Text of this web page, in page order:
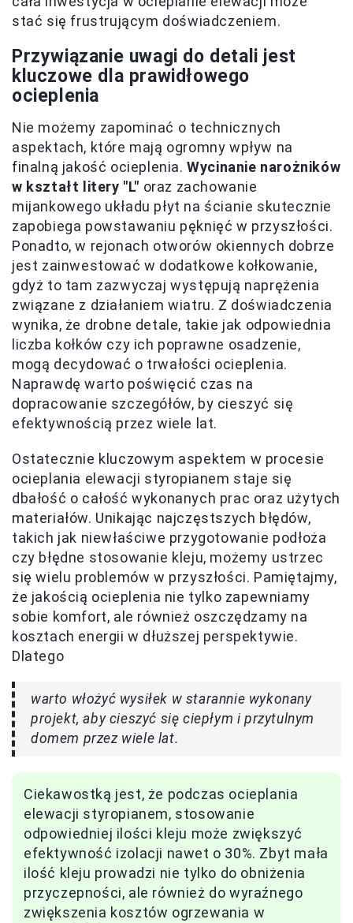
stać się frustrującym doświadczeniem.
Przywiązanie uwagi do detali jest
kluczowe dla prawidłowego
ocieplenia
Nie możemy zapominać o technicznych
aspektach, które mają ogromny wpływ na
finalną jakość ocieplenia.Wycinanie narożników
w kształt litery "L" oraz zachowanie
mijankowego układu płyt na ścianie skutecznie
zapobiega powstawaniu pęknięć w przyszłości.
Ponadto, w rejonach otworów okiennych dobrze
jest zainwestować w dodatkowe kołkowanie,
gdyż to tam zazwyczaj występują naprężenia
związane z działaniem wiatru. Z doświadczenia
wynika, że drobne detale, takie jak odpowiednia
liczba kołków czy ich poprawne osadzenie,
mogą decydować o trwałości ocieplenia.
Naprawdę warto poświęcić czas na
dopracowanie szczegółów, by cieszyć się
efektywnością przez wiele lat.
Ostatecznie kluczowym aspektem w procesie
ocieplania elewacji styropianem staje się
dbałość o całość wykonanych prac oraz użytych
materiałów. Unikając najczęstszych błędów,
takich jak niewłaściwe przygotowanie podłoża
czy błędne stosowanie kleju, możemy ustrzec
się wielu problemów w przyszłości. Pamiętajmy,
że jakością ocieplenia nie tylko zapewniamy
sobie komfort, ale również oszczędzamy na
kosztach energii w dłuższej perspektywie.
Dlatego
warto włożyć wysiłek w starannie wykonany
projekt, aby cieszyć się ciepłym i przytulnym
domem przez wiele lat.
Ciekawostką jest, że podczas ocieplania
elewacji styropianem, stosowanie
odpowiedniej ilości kleju może zwiększyć
efektywność izolacji nawet o 30%. Zbyt mała
ilość kleju prowadzi nie tylko do obniżenia
przyczepności, ale również do wyraźnego
zwiększenia kosztów ogrzewania w